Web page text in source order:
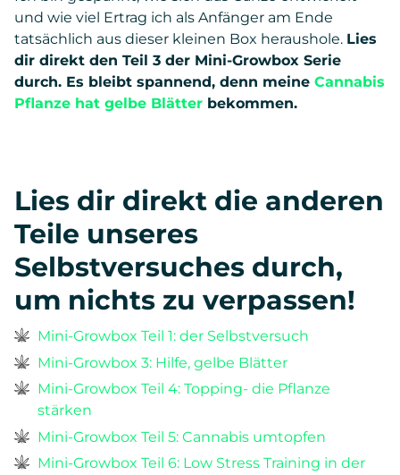
und wie viel Ertrag ich als Anfänger am Ende
tatsächlich aus dieser kleinen Box heraushole. Lies
dir direkt den Teil 3 der Mini-Growbox Serie
durch. Es bleibt spannend, denn meine Cannabis
Pflanze hat gelbe Blätter bekommen.
Lies dir direkt die anderen
Teile unseres
Selbstversuches durch,
um nichts zu verpassen!
Mini-Growbox Teil 1: der Selbstversuch
Mini-Growbox 3: Hilfe, gelbe Blätter
Mini-Growbox Teil 4: Topping- die Pflanze
stärken
Mini-Growbox Teil 5: Cannabis umtopfen
Mini-Growbox Teil 6: Low Stress Training in der